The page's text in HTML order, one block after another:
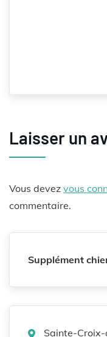
Laisser un
Vous devez vous
commentaire.
Supplément
Sainte-